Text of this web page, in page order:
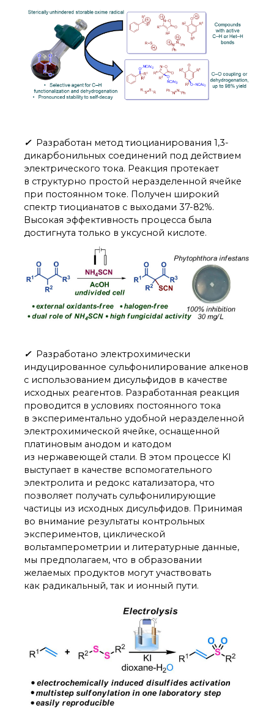
✓ Разработан метод тиоцианирования 1,3-
дикарбонильных соединений под действием
электрического тока. Реакция протекает
в структурно простой неразделенной ячейке
при постоянном токе. Получен широкий
спектр тиоцианатов с выходами 37-82%.
Высокая эффективность процесса была
достигнута только в уксусной кислоте.
✓ Разработано электрохимически
индуцированное сульфонилирование алкенов
с использованием дисульфидов в качестве
исходных реагентов. Разработанная реакция
проводится в условиях постоянного тока
в экспериментально удобной неразделенной
электрохимической ячейке, оснащенной
платиновым анодом и катодом
из нержавеющей стали. В этом процессе KI
выступает в качестве вспомогательного
электролита и редокс катализатора, что
позволяет получать сульфонилирующие
частицы из исходных дисульфидов. Принимая
во внимание результаты контрольных
экспериментов, циклической
вольтамперометрии и литературные данные,
мы предполагаем, что в образовании
желаемых продуктов могут участвовать
как радикальный, так и ионный пути.